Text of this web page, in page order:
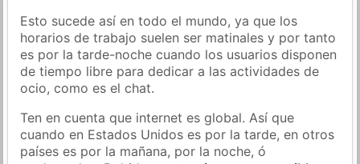
Esto sucede así en todo el mundo, ya que los
horarios de trabajo suelen ser matinales y por tanto
es por la tarde-noche cuando los usuarios disponen
de tiempo libre para dedicar a las actividades de
ocio, como es el chat.
Ten en cuenta que internet es global. Así que
cuando en Estados Unidos es por la tarde, en otros
países es por la mañana, por la noche, ó